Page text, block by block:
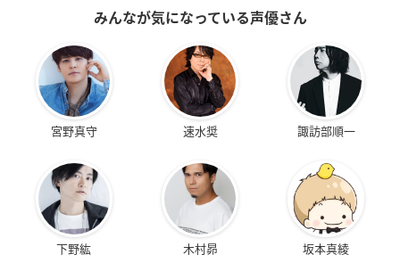
みんなが気になっている声優さん
宮野真守 速水奨 諏訪部順一
下野紘 木村昴 坂本真綾